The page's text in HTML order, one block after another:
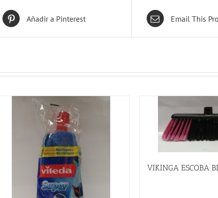
Añadir a Pinterest Email This
VIKINGA ESCOBA